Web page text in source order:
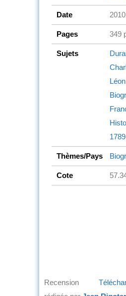
Date 2010
Pages 349
Sujets
Thèmes/Pays
Cote
Recension